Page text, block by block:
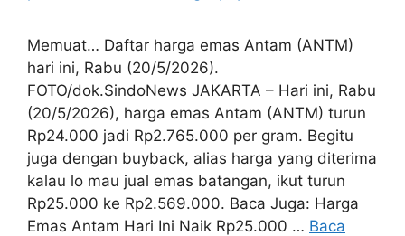
Memuat… Daftar harga emas Antam (ANTM)
hari ini, Rabu (20/5/2026).
FOTO/dok.SindoNews JAKARTA – Hari ini, Rabu
(20/5/2026), harga emas Antam (ANTM) turun
Rp24.000 jadi Rp2.765.000 per gram. Begitu
juga dengan buyback, alias harga yang diterima
kalau lo mau jual emas batangan, ikut turun
Rp25.000 ke Rp2.569.000. Baca Juga: Harga
Emas Antam Hari Ini Naik Rp25.000 … Baca